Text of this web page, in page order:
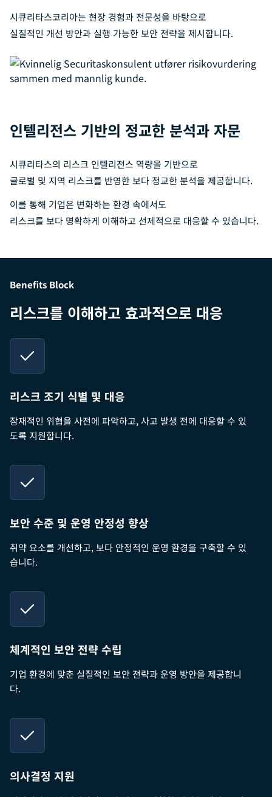
시큐리타스코리아는 현장 경험과 전문성을 바탕으로
실질적인 개선 방안과 실행 가능한 보안 전략을 제시합니다.
인텔리전스 기반의 정교한 분석과 자문
시큐리타스의 리스크 인텔리전스 역량을 기반으로
글로벌 및 지역 리스크를 반영한 보다 정교한 분석을 제공합니다.
이를 통해 기업은 변화하는 환경 속에서도
리스크를 보다 명확하게 이해하고 선제적으로 대응할 수 있습니다.
Benefits Block
리스크를 이해하고 효과적으로 대응
리스크 조기 식별 및 대응
잠재적인 위협을 사전에 파악하고, 사고 발생 전에 대응할 수 있
도록 지원합니다.
보안 수준 및 운영 안정성 향상
취약 요소를 개선하고, 보다 안정적인 운영 환경을 구축할 수 있
습니다.
체계적인 보안 전략 수립
기업 환경에 맞춘 실질적인 보안 전략과 운영 방안을 제공합니
다.
의사결정 지원